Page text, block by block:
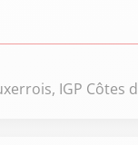
IGP Côtes